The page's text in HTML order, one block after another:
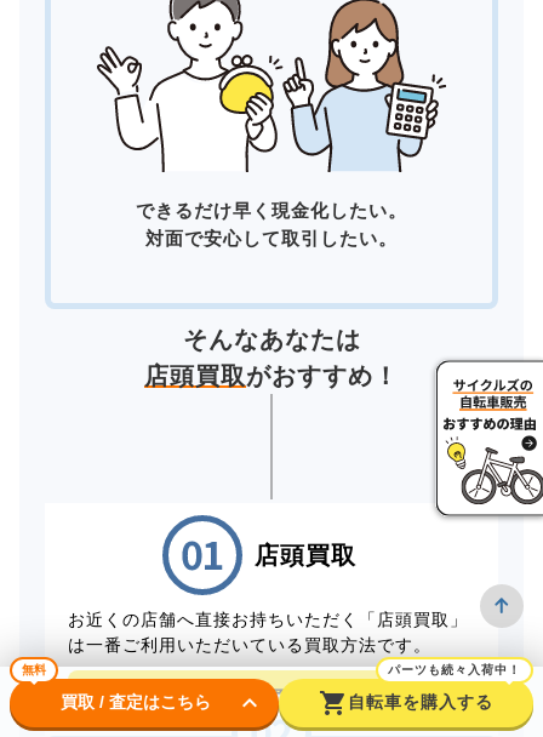
できるだけ早く現金化したい。
対面で安心して取引したい。
そんなあなたは
店頭買取がおすすめ！
店頭買取
お近くの店舗へ直接お持ちいただく「店頭買取」
は一番ご利用いただいている買取方法です。
店頭買取予約はこちら
無料
買取 / 査定はこちら keyboard_arrow_down shopping_cart
パーツも続々入荷中！
自転車を購入する